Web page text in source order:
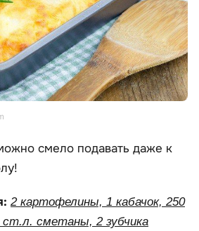
смело подавать даже к
2 картофелины, 1 кабачок, 250
сметаны, 2 зубчика